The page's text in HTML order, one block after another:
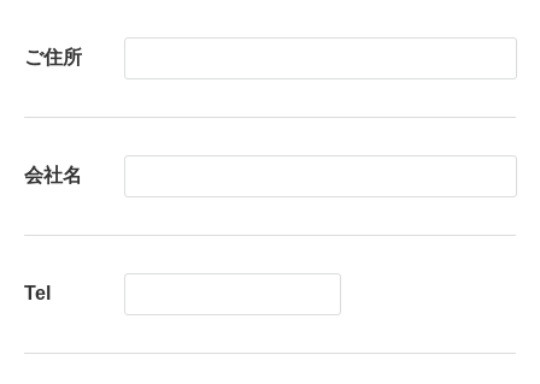
ご住所
会社名
Tel